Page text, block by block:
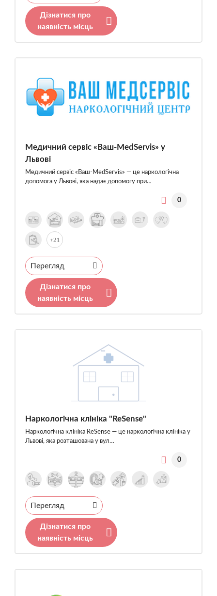
Дізнатися про
наявність місць
Медичний сервіс «Ваш-MedServis» у
Львові
Медичний сервіс «Ваш-MedServis» — це наркологічна
допомога у Львові, яка надає допомогу при…
0
+21
Перегляд
Дізнатися про
наявність місць
Наркологічна клініка "ReSense"
Наркологічна клініка ReSense — це наркологічна клініка у
Львові, яка розташована у вул…
0
Перегляд
Дізнатися про
наявність місць